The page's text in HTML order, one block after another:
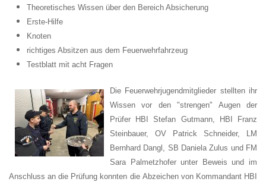
Theoretisches Wissen über den Bereich Absicherung
Erste-Hilfe
Knoten
richtiges Absitzen aus dem Feuerwehrfahrzeug
Testblatt mit acht Fragen
Die Feuerwehrjugendmitglieder stellten ihr
Wissen vor den "strengen" Augen der
Prüfer HBI Stefan Gutmann, HBI Franz
Steinbauer, OV Patrick Schneider, LM
Bernhard Dangl, SB Daniela Zulus und FM
Sara Palmetzhofer unter Beweis und im
Anschluss an die Prüfung konnten die Abzeichen von Kommandant HBI